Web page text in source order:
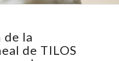
la
de TILOS